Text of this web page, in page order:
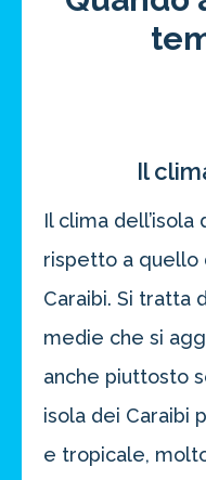
Il
Il clima
rispetto a
Caraibi. Si tratta
medie che si
anche piuttosto
isola dei Caraibi
e tropicale,